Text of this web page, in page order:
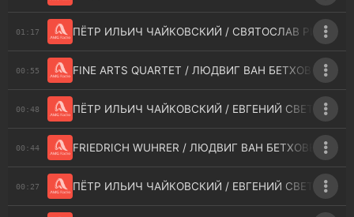
01:17 ПЁТР ИЛЬИЧ ЧАЙКОВСКИЙ / СВЯТОСЛАВ РИХТЕР /
00:55 FINE ARTS QUARTET / ЛЮДВИГ ВАН БЕТХОВЕН -
00:48 ПЁТР ИЛЬИЧ ЧАЙКОВСКИЙ / ЕВГЕНИЙ
00:44 FRIEDRICH WUHRER / ЛЮДВИГ ВАН БЕТХОВЕН -
00:27 ПЁТР ИЛЬИЧ ЧАЙКОВСКИЙ / ЕВГЕНИЙ СВЕТЛАНОВ